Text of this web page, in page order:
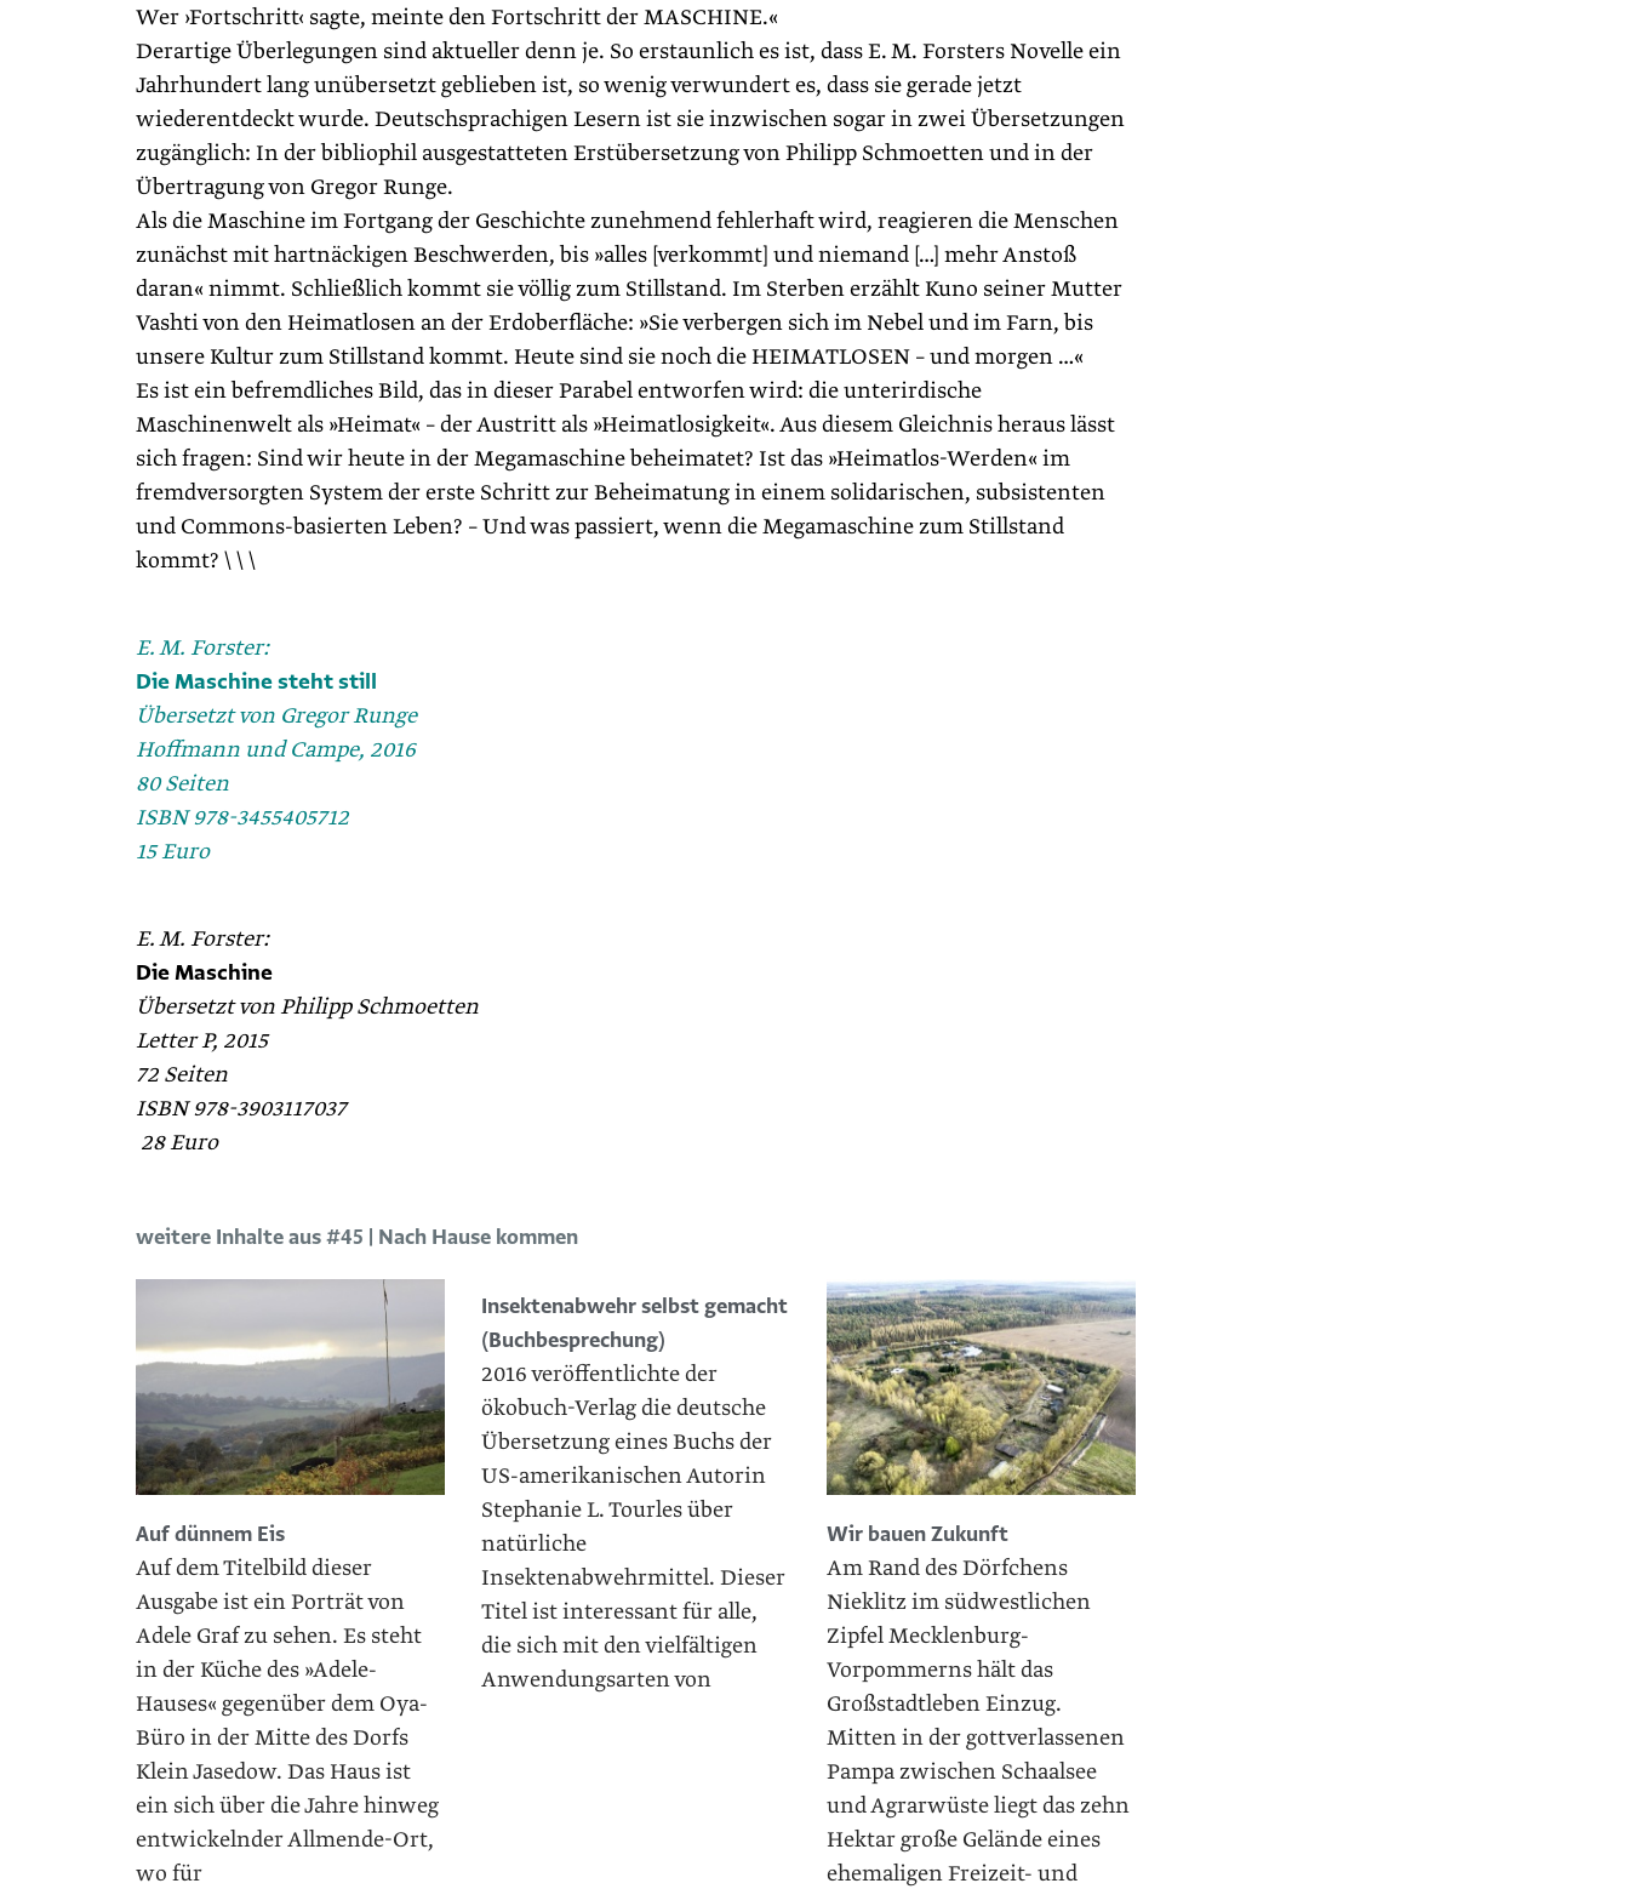
Wer ›Fortschritt‹ sagte, meinte den Fortschritt der ­MASCHINE.«
Derartige Überlegungen sind aktueller denn je. So erstaunlich es ist, dass E. M. Forsters Novelle ein
Jahrhundert lang unübersetzt geblieben ist, so wenig verwundert es, dass sie gerade jetzt
wiederentdeckt wurde. Deutschsprachigen Lesern ist sie inzwischen sogar in zwei Übersetzungen
zugänglich: In der bibliophil ausgestatteten Erstübersetzung von Philipp Schmoetten und in der
Übertragung von Gregor Runge.
Als die Maschine im Fortgang der Geschichte zunehmend fehlerhaft wird, reagieren die Menschen
zunächst mit hartnäckigen Beschwerden, bis »alles [verkommt] und niemand […] mehr Anstoß
daran« nimmt. Schließlich kommt sie völlig zum Stillstand. Im Sterben erzählt Kuno seiner Mutter
Vashti von den Heimatlosen an der Erdoberfläche: »Sie verbergen sich im Nebel und im Farn, bis
unsere Kultur zum Stillstand kommt. Heute sind sie noch die HEIMATLOSEN – und morgen …«
Es ist ein befremdliches Bild, das in dieser Parabel entworfen wird: die unterirdische
Maschinenwelt als »Heimat« – der Austritt als »Heimatlosigkeit«. Aus diesem Gleichnis heraus lässt
sich fragen: Sind wir heute in der Megamaschine beheimatet? Ist das »Heimatlos-Werden« im
fremdversorgten System der erste Schritt zur Beheimatung in einem solidarischen, subsistenten
und Commons-basierten Leben? – Und was passiert, wenn die Megamaschine zum Stillstand
kommt? \ \ \
E. M. Forster:
Die Maschine steht still
Übersetzt von Gregor Runge
Hoffmann und Campe, 2016
80 Seiten
ISBN 978-3455405712
15 Euro
E. M. Forster:
Die Maschine
Übersetzt von Philipp ­Schmoetten
Letter P, 2015
72 Seiten
ISBN 978-3903117037
28 Euro
weitere Inhalte aus #45 | Nach Hause kommen
Auf dünnem Eis
Auf dem Titelbild dieser
Ausgabe ist ein Porträt von
Adele Graf zu sehen. Es steht
in der Küche des »Adele-
Hauses« gegenüber dem Oya-
Büro in der Mitte des Dorfs
Klein Jasedow. Das Haus ist
ein sich über die Jahre hinweg
entwickelnder Allmende-Ort,
wo für
Insektenabwehr selbst gemacht
(Buchbesprechung)
2016 veröffentlichte der
ökobuch-Verlag die deutsche
Übersetzung eines Buchs der
US-amerikanischen Autorin
Stephanie L. Tourles über
natürliche
Insektenabwehrmittel. Dieser
Titel ist interessant für alle,
die sich mit den vielfältigen
Anwendungsarten von
Wir bauen Zukunft
Am Rand des Dörfchens
Nieklitz im südwestlichen
Zipfel Mecklenburg-
Vorpommerns hält das
Großstadtleben Einzug.
Mitten in der gottverlassenen
Pampa zwischen Schaalsee
und Agrarwüste liegt das zehn
Hektar große Gelände eines
ehemaligen Freizeit- und